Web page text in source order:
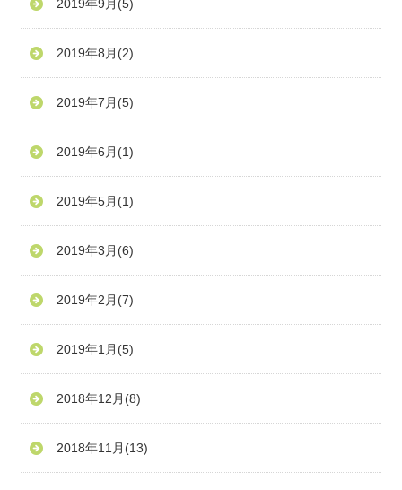
2019年9月 (5)
2019年8月 (2)
2019年7月 (5)
2019年6月 (1)
2019年5月 (1)
2019年3月 (6)
2019年2月 (7)
2019年1月 (5)
2018年12月 (8)
2018年11月 (13)